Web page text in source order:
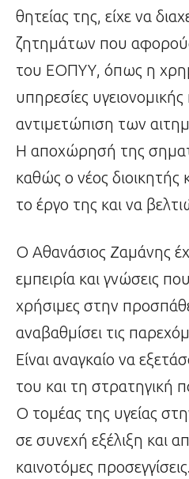
θητείας της, είχε να
ζητημάτων που
του ΕΟΠΥΥ, όπως η
υπηρεσίες
αντιμετώπιση των
Η αποχώρησή της
καθώς ο νέος διοικητής
το έργο της και να
Ο Αθανάσιος Ζαμάνης
εμπειρία και γνώσεις
χρήσιμες στην
αναβαθμίσει τις
Είναι αναγκαίο να
του και τη στρατηγική
Ο τομέας της υγείας
σε συνεχή εξέλιξη και
καινοτόμες προσεγγίσεις.